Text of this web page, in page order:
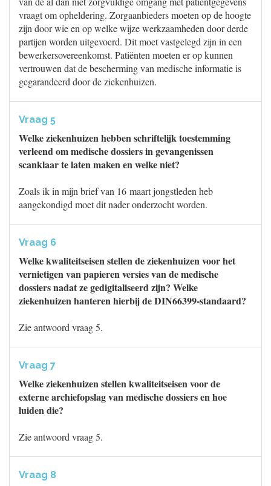
vraagt om opheldering. Zorgaanbieders moeten op de hoogte
zijn door wie en op welke wijze werkzaamheden door derde
partijen worden uitgevoerd. Dit moet vastgelegd zijn in een
bewerkersovereenkomst. Patiënten moeten er op kunnen
vertrouwen dat de bescherming van medische informatie is
gegarandeerd door de ziekenhuizen.
Vraag 5
Welke ziekenhuizen hebben schriftelijk toestemming
verleend om medische dossiers in gevangenissen
scanklaar te laten maken en welke niet?
Zoals ik in mijn brief van 16 maart jongstleden heb
aangekondigd moet dit nader onderzocht worden.
Vraag 6
Welke kwaliteitseisen stellen de ziekenhuizen voor het
vernietigen van papieren versies van de medische
dossiers nadat ze gedigitaliseerd zijn? Welke
ziekenhuizen hanteren hierbij de DIN66399-standaard?
Zie antwoord vraag 5.
Vraag 7
Welke ziekenhuizen stellen kwaliteitseisen voor de
externe archiefopslag van medische dossiers en hoe
luiden die?
Zie antwoord vraag 5.
Vraag 8